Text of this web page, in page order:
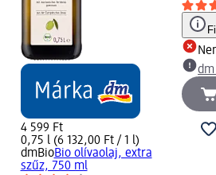
4 599 Ft
0,75 l (6 132,00 Ft / 1 l)
dmBioBio olívaolaj, extra
szűz, 750 ml